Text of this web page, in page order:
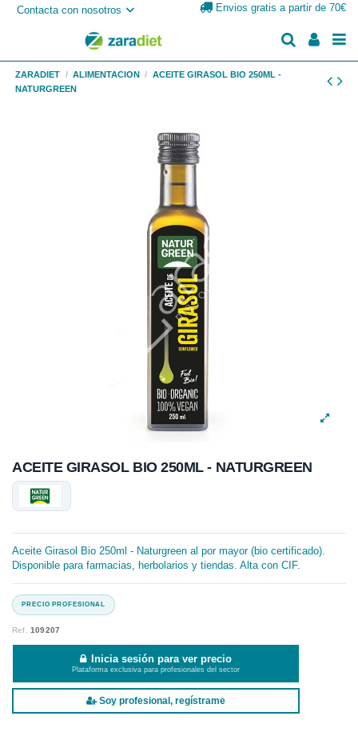
Contacta con nosotros Envios gratis a partir de 70€
ZARADIET ALIMENTACION
ACEITE GIRASOL BIO 250ML -
NATURGREEN
ACEITE GIRASOL BIO 250ML - NATURGREEN
Aceite Girasol Bio 250ml - Naturgreen al por mayor (bio certificado).
Disponible para farmacias, herbolarios y tiendas. Alta con CIF.
Ref.109207
Inicia sesión para ver precio
Plataforma exclusiva para profesionales del sector
Soy profesional, regístrame